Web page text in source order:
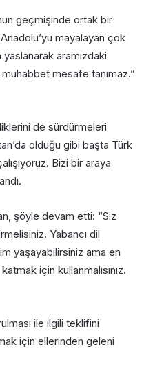
geçmişinde ortak bir
mayalayan çok
yaslanarak aramızdaki
mesafe tanımaz.”
de sürdürmeleri
olduğu gibi başta Türk
Bizi bir araya
şöyle devam etti: “Siz
Yabancı dil
yaşayabilirsiniz ama en
için kullanmalısınız.
ile ilgili teklifini
için ellerinden geleni